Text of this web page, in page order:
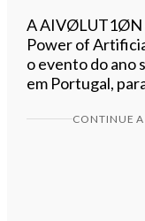
A AIVØLUT1ØN
Power of
o evento do ano
em Portugal,
CONTINUE